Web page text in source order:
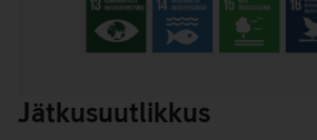
Jätkusuutlikkus